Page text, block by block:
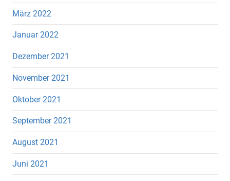
März 2022
Januar 2022
Dezember 2021
November 2021
Oktober 2021
September 2021
August 2021
Juni 2021